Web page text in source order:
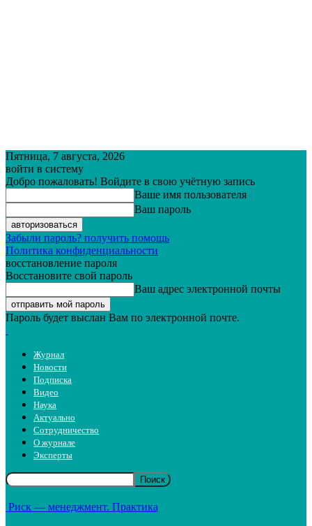
Пятница, 7 августа, 2026
войти в систему
Добро пожаловать! Войдите в свою учётную запись
Ваше имя пользователя
Ваш пароль
Забыли пароль? получить помощь
Политика конфиденциальности
восстановление пароля
Восстановите свой пароль
Ваш адрес электронной почты
Пароль будет выслан Вам по электронной почте.
Журнал
Новости
Подписка
Видео
Наука
Актуально
Сотрудничество
О журнале
Эксперты
Риск — менеджмент. Практика